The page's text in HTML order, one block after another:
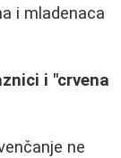
i mladenaca
i "crvena
ne